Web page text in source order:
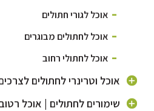
אוכל לגורי חתולים
אוכל לחתולים מבוגרים
אוכל לחתולי רחוב
אוכל וטרינרי לחתולים לצרכים
אוכל היפואלרגני לחתול
שימורים לחתולים | אוכל רטוב